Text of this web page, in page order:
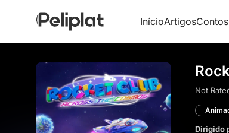
InícioArtigosContos
Not
Dirigido